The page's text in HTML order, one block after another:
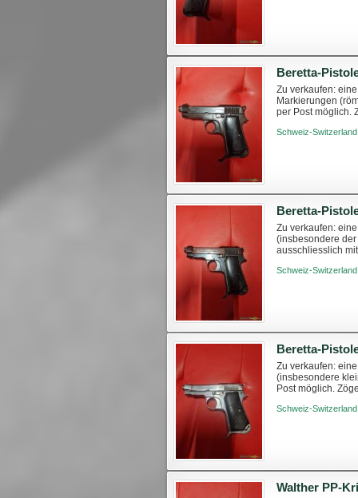
Zu verkaufen:
Markierungen
per Post möglich.
Schweiz-
Zu verkaufen:
(insbesondere
ausschliesslich
Schweiz-
Zu verkaufen:
(insbesondere
Post möglich.
Schweiz-